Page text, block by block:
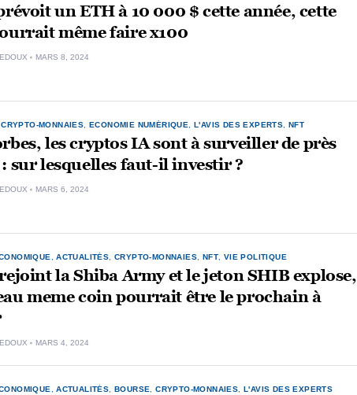
un ETH à 10 000 $ cette année, cette
même faire x100
MARS 8, 2024
,CRYPTO-MONNAIES ,ECONOMIE NUMÉRIQUE ,L'AVIS DES EXPERTS ,NFT
les cryptos IA sont à surveiller de près
sur lesquelles faut-il investir ?
MARS 6, 2024
,ACTUALITÉS ,CRYPTO-MONNAIES NFT VIE POLITIQUE
la Shiba Army et le jeton SHIB explose,
meme coin pourrait être le prochain à
MARS 4, 2024
,ACTUALITÉS ,BOURSE ,CRYPTO-MONNAIES ,L'AVIS DES EXPERTS